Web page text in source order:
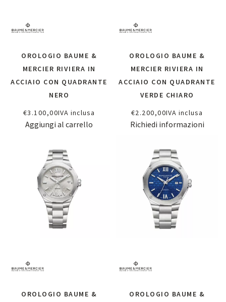
OROLOGIO BAUME &
MERCIER RIVIERA IN
ACCIAIO CON QUADRANTE
NERO
€3.100,00IVA inclusa
Aggiungi al carrello
OROLOGIO BAUME &
MERCIER RIVIERA IN
ACCIAIO CON QUADRANTE
VERDE CHIARO
€2.200,00IVA inclusa
Richiedi informazioni
OROLOGIO BAUME &
OROLOGIO BAUME &